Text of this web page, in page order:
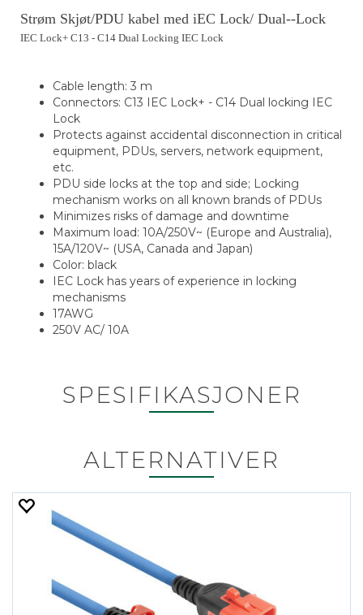
Strøm Skjøt/PDU kabel med iEC Lock/ Dual--Lock
IEC Lock+ C13 - C14 Dual Locking IEC Lock
Cable length: 3 m
Connectors: C13 IEC Lock+ - C14 Dual locking IEC
Lock
Protects against accidental disconnection in critical
equipment, PDUs, servers, network equipment,
etc.
PDU side locks at the top and side; Locking
mechanism works on all known brands of PDUs
Minimizes risks of damage and downtime
Maximum load: 10A/250V~ (Europe and Australia),
15A/120V~ (USA, Canada and Japan)
Color: black
IEC Lock has years of experience in locking
mechanisms
17AWG
250V AC/ 10A
SPESIFIKASJONER
ALTERNATIVER